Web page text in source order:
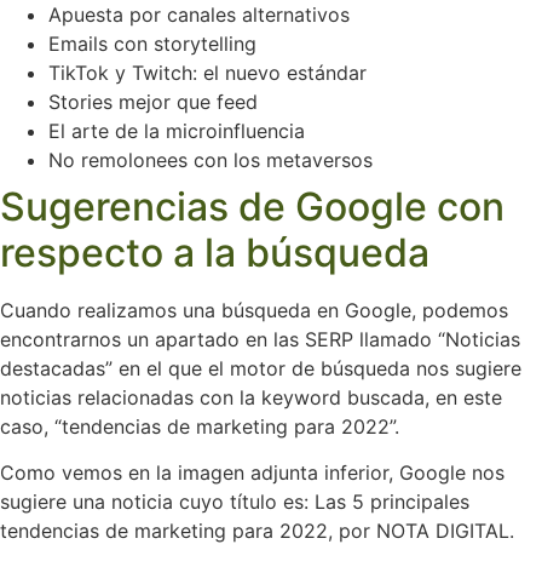
Apuesta por canales alternativos
Emails con storytelling
TikTok y Twitch: el nuevo estándar
Stories mejor que feed
El arte de la microinfluencia
No remolonees con los metaversos
Sugerencias de Google con
respecto a la búsqueda
Cuando realizamos una búsqueda en Google, podemos
encontrarnos un apartado en las SERP llamado “Noticias
destacadas” en el que el motor de búsqueda nos sugiere
noticias relacionadas con la keyword buscada, en este
caso, “tendencias de marketing para 2022”.
Como vemos en la imagen adjunta inferior, Google nos
sugiere una noticia cuyo título es: Las 5 principales
tendencias de marketing para 2022, por NOTA DIGITAL.